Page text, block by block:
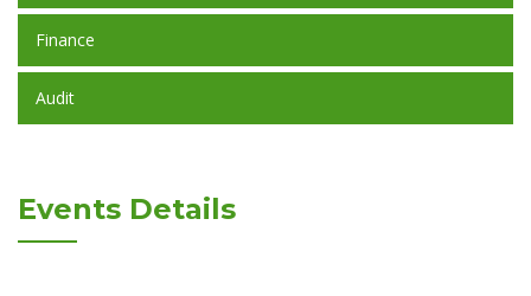
Finance
Audit
Events Details